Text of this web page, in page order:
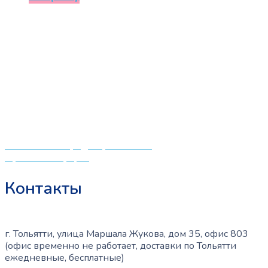
Политика конфиденциальности
Публичная оферта
Контакты
г. Тольятти, улица Маршала Жукова, дом 35, офис 803
(офис временно не работает, доставки по Тольятти
ежедневные, бесплатные)